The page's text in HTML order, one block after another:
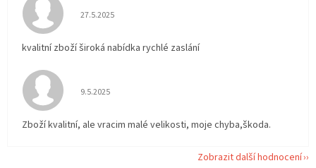
Hodnocení obchodu je 5 z 5 hvězdiček.
27.5.2025
kvalitní zboží široká nabídka rychlé zaslání
Hodnocení obchodu je 5 z 5 hvězdiček.
9.5.2025
Zboží kvalitní, ale vracim malé velikosti, moje chyba,škoda.
Zobrazit další hodnocení